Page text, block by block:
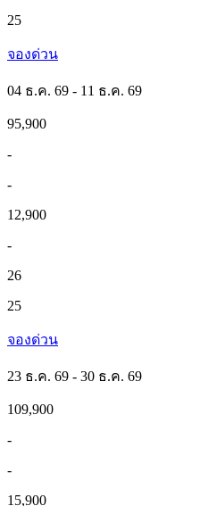
25
จองด่วน
04 ธ.ค. 69 - 11 ธ.ค. 69
95,900
-
-
12,900
-
26
25
จองด่วน
23 ธ.ค. 69 - 30 ธ.ค. 69
109,900
-
-
15,900